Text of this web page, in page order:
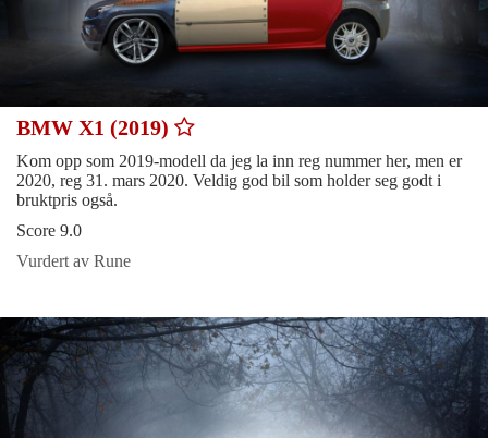
BMW X1 (2019)
Kom opp som 2019-modell da jeg la inn reg nummer her, men er
2020, reg 31. mars 2020. Veldig god bil som holder seg godt i
bruktpris også.
Score 9.0
Vurdert av Rune